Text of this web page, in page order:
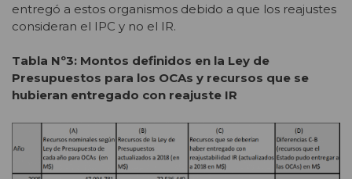
entregó a estos organismos debido a que los reajustes
consideran el IPC y no el IR.
Tabla Nº3: Montos definidos en la Ley de
Presupuestos para los OCAs y recursos que se
hubieran entregado con reajuste IR